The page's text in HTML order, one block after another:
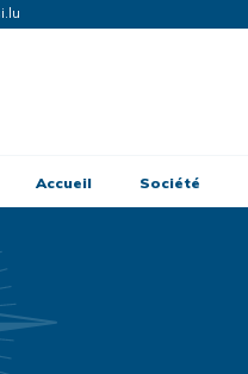
Accueil Société